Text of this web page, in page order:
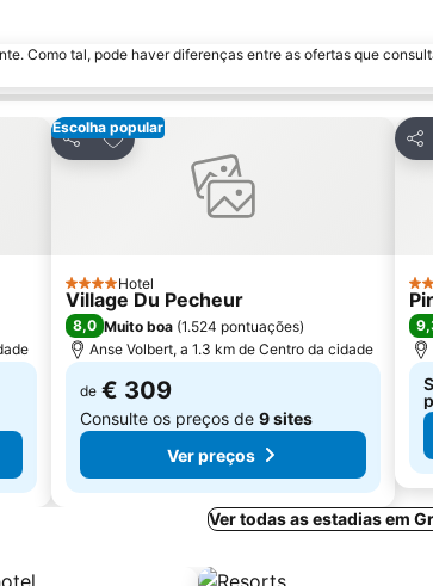
Como tal, pode haver diferenças entre as ofertas que
Escolha popular
Partilhar
Adicionar aos favoritos
4 Estrelas
Hotel
Village Du Pecheur
8,0 Muito boa (1.524 pontuações)
Anse Volbert, a 1.3 km de Centro da cidade
de € 309
Consulte os preços de 9 sites
Ver preços
4
Ver todas as estadias em